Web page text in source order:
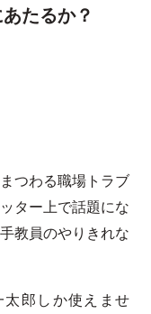
たるか？
つわる職場トラブ
ター上で話題にな
教員のやりきれな
太郎しか使えませ